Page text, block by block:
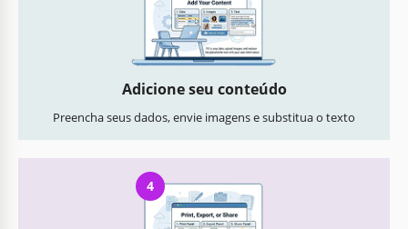
Adicione seu conteúdo
Preencha seus dados, envie imagens e substitua o texto
4